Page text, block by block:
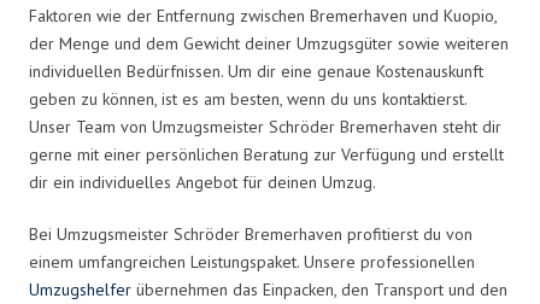
Faktoren wie der Entfernung zwischen Bremerhaven und Kuopio,
der Menge und dem Gewicht deiner Umzugsgüter sowie weiteren
individuellen Bedürfnissen. Um dir eine genaue Kostenauskunft
geben zu können, ist es am besten, wenn du uns kontaktierst.
Unser Team von Umzugsmeister Schröder Bremerhaven steht dir
gerne mit einer persönlichen Beratung zur Verfügung und erstellt
dir ein individuelles Angebot für deinen Umzug.
Bei Umzugsmeister Schröder Bremerhaven profitierst du von
einem umfangreichen Leistungspaket. Unsere professionellen
Umzugshelfer übernehmen das Einpacken, den Transport und den